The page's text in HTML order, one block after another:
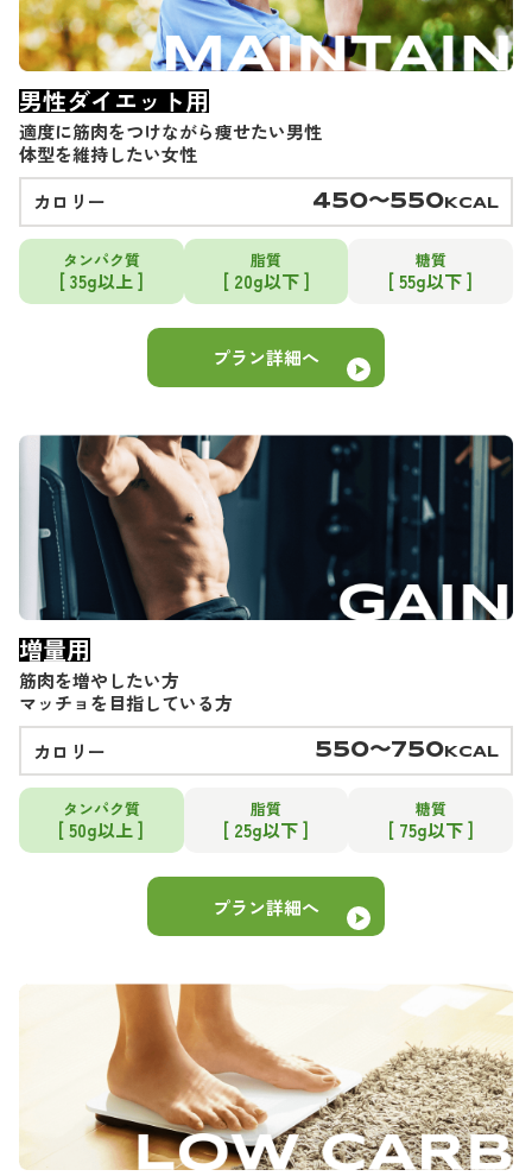
男性ダイエット用
適度に筋肉をつけながら痩せたい男性
体型を維持したい女性
カロリー
450〜550 KCAL
タンパク質
[ 35g以上 ]
脂質
[ 20g以下 ]
糖質
[ 55g以下 ]
プラン詳細へ
増量用
筋肉を増やしたい方
マッチョを目指している方
カロリー
550〜750 KCAL
タンパク質
[ 50g以上 ]
脂質
[ 25g以下 ]
糖質
[ 75g以下 ]
プラン詳細へ